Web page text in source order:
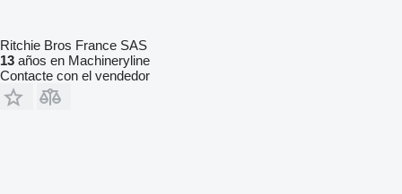
Ritchie Bros France SAS
13 años en Machineryline
Contacte con el vendedor